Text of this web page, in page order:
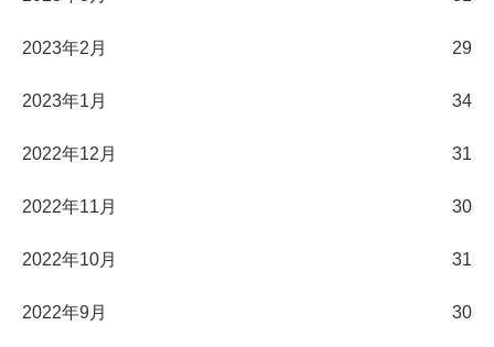
2023年2月 29
2023年1月 34
2022年12月 31
2022年11月 30
2022年10月 31
2022年9月 30